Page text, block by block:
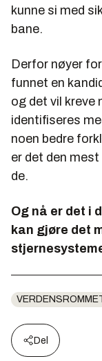
kunne si med
bane.
Derfor nøyer
funnet en
og det vil kreve
identifiseres
noen bedre
er det den
de.
Og nå er det i
kan gjøre det
Del